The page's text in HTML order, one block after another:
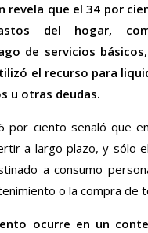
revela que el 34 por
del hogar,
de servicios
el recurso para
u otras deudas.
por ciento señaló que
a largo plazo, y sólo
a consumo
o la compra de
ocurre en un